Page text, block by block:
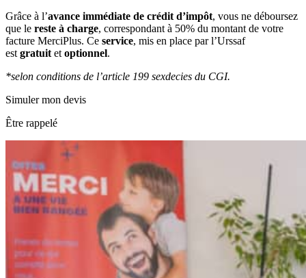
Grâce à l’avance immédiate de crédit d’impôt, vous ne déboursez
que le reste à charge, correspondant à 50% du montant de votre
facture MerciPlus. Ce service, mis en place par l’Urssaf
est gratuit et optionnel.
*selon conditions de l’article 199 sexdecies du CGI.
Simuler mon devis
Être rappelé